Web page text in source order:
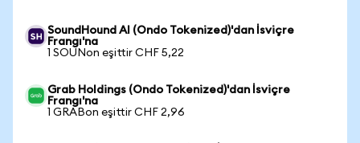
SoundHound AI (Ondo Tokenized)'dan İsviçre
Frangı'na
1 SOUNon eşittir CHF 5,22
Grab Holdings (Ondo Tokenized)'dan İsviçre
Frangı'na
1 GRABon eşittir CHF 2,96